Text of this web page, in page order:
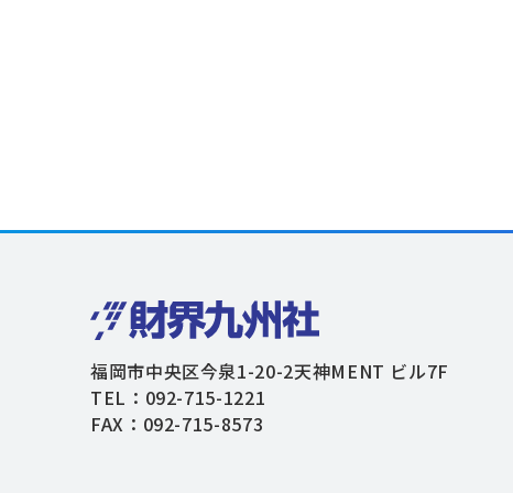
福岡市中央区今泉1-20-2天神MENT ビル7F
TEL：092-715-1221
FAX：092-715-8573